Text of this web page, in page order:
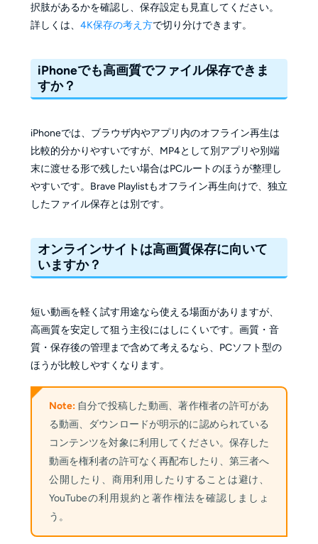
択肢があるかを確認し、保存設定も見直してください。
詳しくは、 4K保存の考え方で切り分けできます。
iPhoneでも高画質でファイル保存できま
すか？
iPhoneでは、ブラウザ内やアプリ内のオフライン再生は
比較的分かりやすいですが、MP4として別アプリや別端
末に渡せる形で残したい場合はPCルートのほうが整理し
やすいです。Brave Playlistもオフライン再生向けで、独立
したファイル保存とは別です。
オンラインサイトは高画質保存に向いて
いますか？
短い動画を軽く試す用途なら使える場面がありますが、
高画質を安定して狙う主役にはしにくいです。画質・音
質・保存後の管理まで含めて考えるなら、PCソフト型の
ほうが比較しやすくなります。
Note:自分で投稿した動画、著作権者の許可があ
る動画、ダウンロードが明示的に認められている
コンテンツを対象に利用してください。保存した
動画を権利者の許可なく再配布したり、第三者へ
公開したり、商用利用したりすることは避け、
YouTubeの利用規約と著作権法を確認しましょ
う。